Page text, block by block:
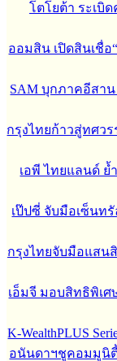
โตโยต้า ระเบิ
ออมสิน เปิดสินเชื่อ
SAM บุกภาคอีสาน
กรุงไทยก้าวสู่ทศว
เอพี ไทยแลนด์ ย้
เป๊ปซี่ จับมือเซ็นท
กรุงไทยจับมือแสน
เอ็มจี มอบสิทธิพิเ
K-WealthPLUS
อนันดาฯชูคอมมูนิตี้